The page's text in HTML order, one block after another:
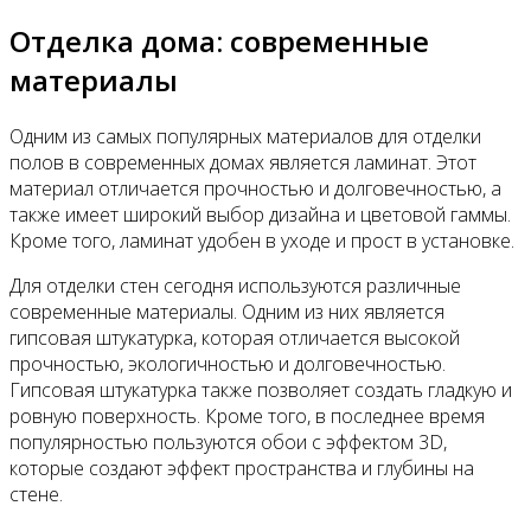
Отделка дома: современные
материалы
Одним из самых популярных материалов для отделки
полов в современных домах является ламинат. Этот
материал отличается прочностью и долговечностью, а
также имеет широкий выбор дизайна и цветовой гаммы.
Кроме того, ламинат удобен в уходе и прост в установке.
Для отделки стен сегодня используются различные
современные материалы. Одним из них является
гипсовая штукатурка, которая отличается высокой
прочностью, экологичностью и долговечностью.
Гипсовая штукатурка также позволяет создать гладкую и
ровную поверхность. Кроме того, в последнее время
популярностью пользуются обои с эффектом 3D,
которые создают эффект пространства и глубины на
стене.